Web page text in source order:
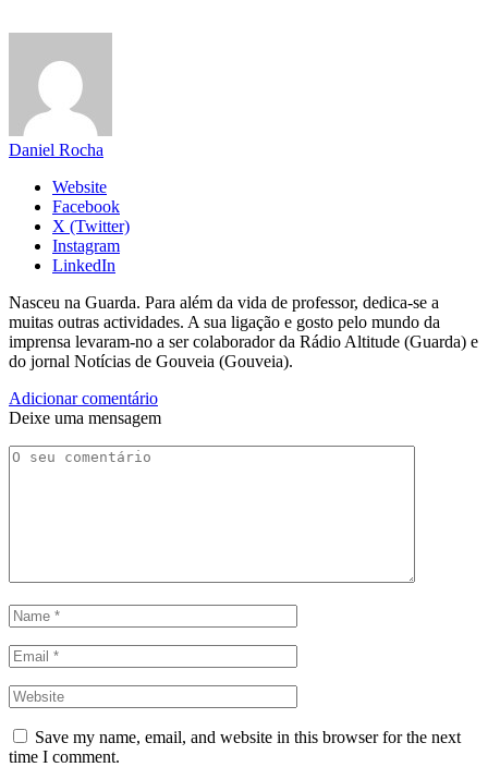
Daniel Rocha
Website
Facebook
X (Twitter)
Instagram
LinkedIn
Nasceu na Guarda. Para além da vida de professor, dedica-se a
muitas outras actividades. A sua ligação e gosto pelo mundo da
imprensa levaram-no a ser colaborador da Rádio Altitude (Guarda) e
do jornal Notícias de Gouveia (Gouveia).
Adicionar comentário
Deixe uma mensagem
Save my name, email, and website in this browser for the next
time I comment.